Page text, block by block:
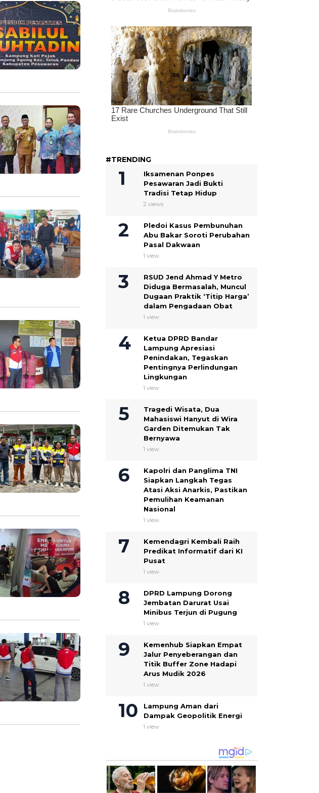
#TRENDING
Iksamenan Ponpes
Pesawaran Jadi Bukti
Tradisi Tetap Hidup
2 views
Pledoi Kasus Pembunuhan
Abu Bakar Soroti Perubahan
Pasal Dakwaan
1 view
RSUD Jend Ahmad Y Metro
Diduga Bermasalah, Muncul
Dugaan Praktik ‘Titip Harga’
dalam Pengadaan Obat
1 view
Ketua DPRD Bandar
Lampung Apresiasi
Penindakan, Tegaskan
Pentingnya Perlindungan
Lingkungan
1 view
Tragedi Wisata, Dua
Mahasiswi Hanyut di Wira
Garden Ditemukan Tak
Bernyawa
1 view
Kapolri dan Panglima TNI
Siapkan Langkah Tegas
Atasi Aksi Anarkis, Pastikan
Pemulihan Keamanan
Nasional
1 view
Kemendagri Kembali Raih
Predikat Informatif dari KI
Pusat
1 view
DPRD Lampung Dorong
Jembatan Darurat Usai
Minibus Terjun di Pugung
1 view
Kemenhub Siapkan Empat
Jalur Penyeberangan dan
Titik Buffer Zone Hadapi
Arus Mudik 2026
1 view
Lampung Aman dari
Dampak Geopolitik Energi
1 view